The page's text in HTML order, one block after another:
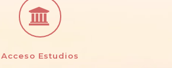
Acceso Estudios